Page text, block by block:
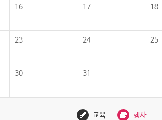
16 17 18
23 24 25
30 31
교육 행사